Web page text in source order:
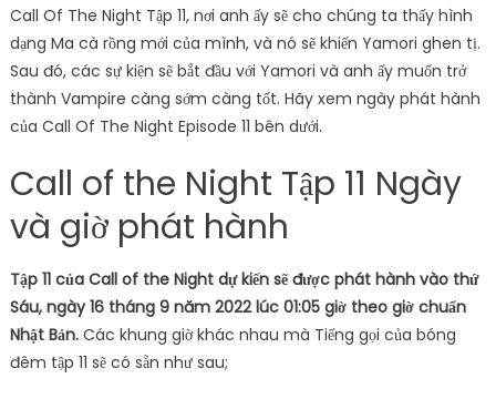
Call Of The Night Tập 11, nơi anh ấy sẽ cho chúng ta thấy hình
dạng Ma cà rồng mới của mình, và nó sẽ khiến Yamori ghen tị.
Sau đó, các sự kiện sẽ bắt đầu với Yamori và anh ấy muốn trở
thành Vampire càng sớm càng tốt. Hãy xem ngày phát hành
của Call Of The Night Episode 11 bên dưới.
Call of the Night Tập 11 Ngày
và giờ phát hành
Tập 11 của Call of the Night dự kiến ​​sẽ được phát hành vào thứ
Sáu, ngày 16 tháng 9 năm 2022 lúc 01:05 giờ theo giờ chuẩn
Nhật Bản. Các khung giờ khác nhau mà Tiếng gọi của bóng
đêm tập 11 sẽ có sẵn như sau;